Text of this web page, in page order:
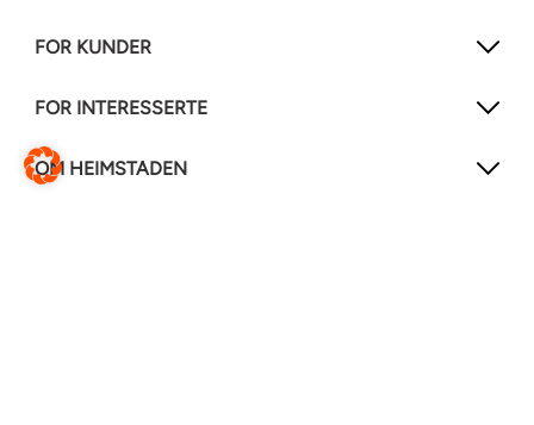
FOR KUNDER
FOR INTERESSERTE
OM HEIMSTADEN